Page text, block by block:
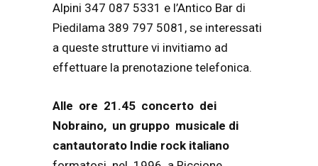
Alpini 347 087 5331 e l’Antico Bar di
Piedilama 389 797 5081, se interessati
a queste strutture vi invitiamo ad
effettuare la prenotazione telefonica.
Alle ore 21.45 concerto dei
Nobraino, un gruppo musicale di
cantautorato Indie rock italiano